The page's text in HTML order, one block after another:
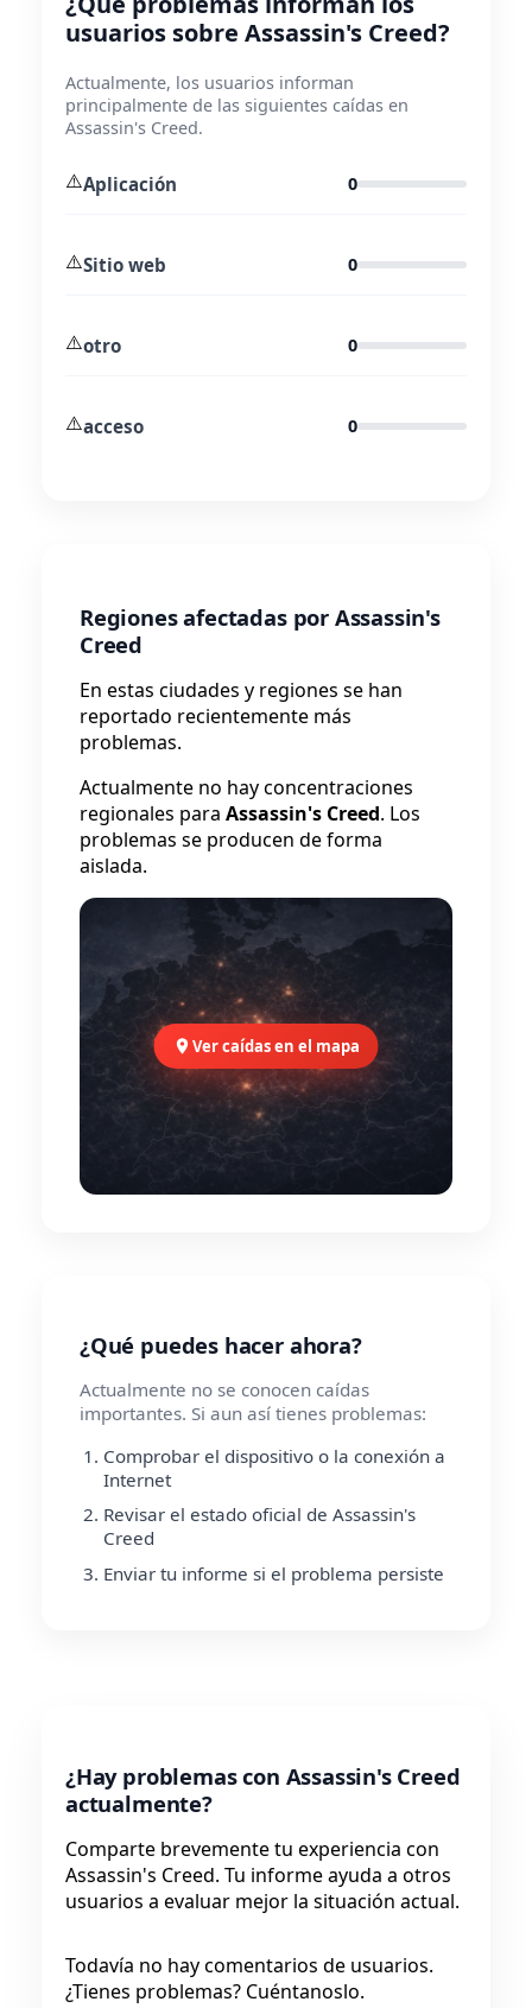
usuarios sobre Assassin's Creed?
Actualmente, los usuarios informan
principalmente de las siguientes caídas en
Assassin's Creed.
⚠️Aplicación 0
⚠️Sitio web 0
⚠️otro 0
⚠️acceso 0
Regiones afectadas por Assassin's
Creed
En estas ciudades y regiones se han
reportado recientemente más
problemas.
Actualmente no hay concentraciones
regionales para Assassin's Creed. Los
problemas se producen de forma
aislada.
Ver caídas en el mapa
¿Qué puedes hacer ahora?
Actualmente no se conocen caídas
importantes. Si aun así tienes problemas:
Comprobar el dispositivo o la conexión a
Internet
Revisar el estado oficial de Assassin's
Creed
Enviar tu informe si el problema persiste
¿Hay problemas con Assassin's Creed
actualmente?
Comparte brevemente tu experiencia con
Assassin's Creed. Tu informe ayuda a otros
usuarios a evaluar mejor la situación actual.
Todavía no hay comentarios de usuarios.
¿Tienes problemas? Cuéntanoslo.